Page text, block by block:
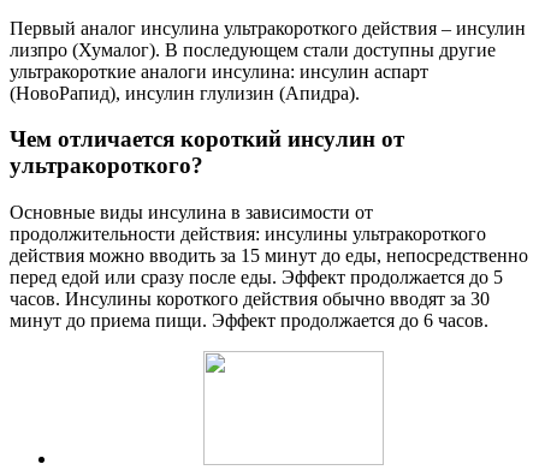
Первый аналог инсулина ультракороткого действия – инсулин
лизпро (Хумалог). В последующем стали доступны другие
ультракороткие аналоги инсулина: инсулин аспарт
(НовоРапид), инсулин глулизин (Апидра).
Чем отличается короткий инсулин от
ультракороткого?
Основные виды инсулина в зависимости от
продолжительности действия: инсулины ультракороткого
действия можно вводить за 15 минут до еды, непосредственно
перед едой или сразу после еды. Эффект продолжается до 5
часов. Инсулины короткого действия обычно вводят за 30
минут до приема пищи. Эффект продолжается до 6 часов.